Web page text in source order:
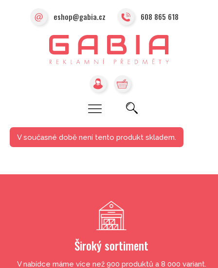
eshop@gabia.cz 608 865 618
V současné době není tento produkt skladem.
Široký sortiment
V nabídce máme více než 900 produktů a 8 000 variant.